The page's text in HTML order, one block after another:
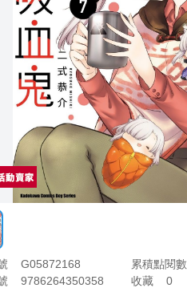
G05872168 累積點閱數
9786264350358 收藏 0